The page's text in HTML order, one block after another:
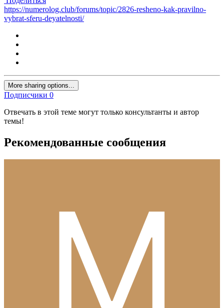
https://numerolog.club/forums/topic/2826-resheno-kak-pravilno-
vybrat-sferu-deyatelnosti/
More sharing options...
Подписчики 0
Отвечать в этой теме могут только консультанты и автор
темы!
Рекомендованные сообщения